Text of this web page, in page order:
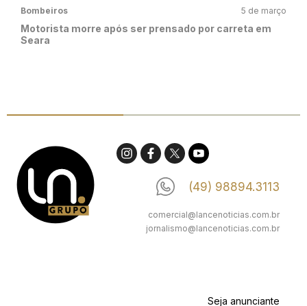
Bombeiros 5 de março
Motorista morre após ser prensado por carreta em
Seara
(49) 98894.3113
comercial@lancenoticias.com.br
jornalismo@lancenoticias.com.br
Seja anunciante